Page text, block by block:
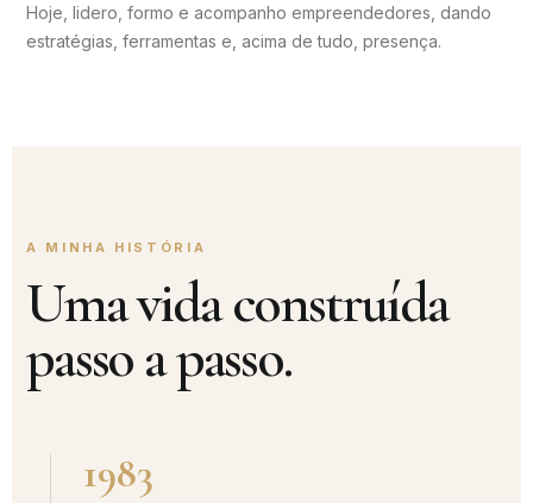
Hoje, lidero, formo e acompanho empreendedores, dando
estratégias, ferramentas e, acima de tudo, presença.
A MINHA HISTÓRIA
Uma vida construída
passo a passo.
1983